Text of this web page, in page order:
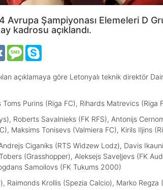
Avrupa Şampiyonası Elemeleri D
kadrosu açıklandı.
VK Message
açıklamaya göre Letonyalı teknik direktör
Purins (Riga FC), Rihards Matrevics (Riga
Roberts Savalnieks (FK RFS), Antonijs
Maksims Tonisevs (Valmiera FC), Kirils Iljins
Ciganiks (RTS Widzew Lodz), Davis
(Grasshopper), Aleksejs Saveļjevs (FK
Samoilovs (FK Tukums 2000)
Raimonds Krollis (Spezia Calcio), Marko Regza